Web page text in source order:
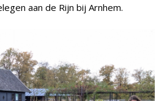
aan de Rijn bij Arnhem.